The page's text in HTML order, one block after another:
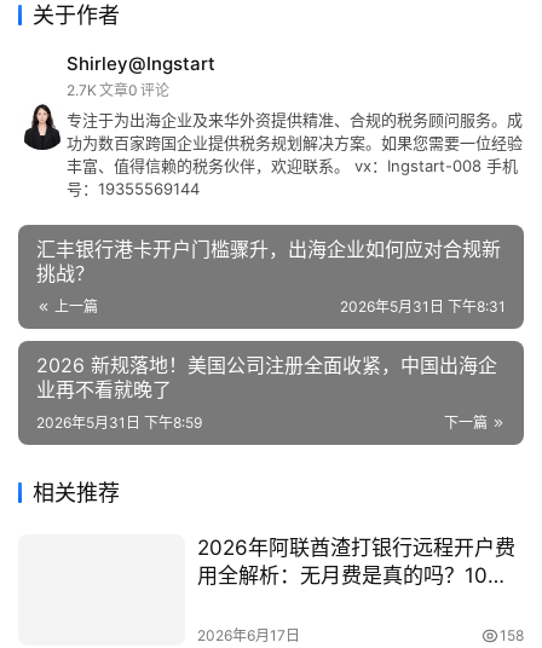
关于作者
Shirley@Ingstart
2.7K 文章0 评论
专注于为出海企业及来华外资提供精准、合规的税务顾问服务。成
功为数百家跨国企业提供税务规划解决方案。如果您需要一位经验
丰富、值得信赖的税务伙伴，欢迎联系。 vx：Ingstart-008 手机
号：19355569144
汇丰银行港卡开户门槛骤升，出海企业如何应对合规新
挑战？
上一篇 2026年5月31日 下午8:31
2026 新规落地！美国公司注册全面收紧，中国出海企
业再不看就晚了
下一篇
2026年5月31日 下午8:59
相关推荐
2026年阿联酋渣打银行远程开户费
用全解析：无月费是真的吗？10万
2026年6月17日 158